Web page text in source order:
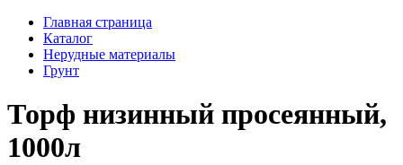
Главная страница
Каталог
Нерудные материалы
Грунт
Торф низинный просеянный,
1000л